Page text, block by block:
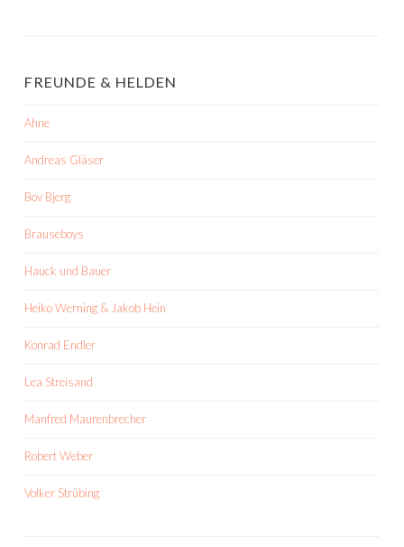
FREUNDE & HELDEN
Ahne
Andreas Gläser
Bov Bjerg
Brauseboys
Hauck und Bauer
Heiko Werning & Jakob Hein
Konrad Endler
Lea Streisand
Manfred Maurenbrecher
Robert Weber
Volker Strübing